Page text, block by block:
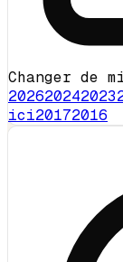
Changer de
202620242023
ici20172016